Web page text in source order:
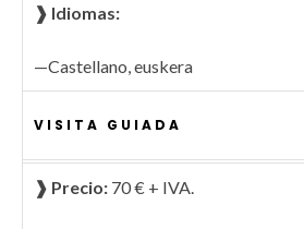
❱ Idiomas:
—Castellano, euskera
VISITA GUIADA
❱ Precio: 70 € + IVA.